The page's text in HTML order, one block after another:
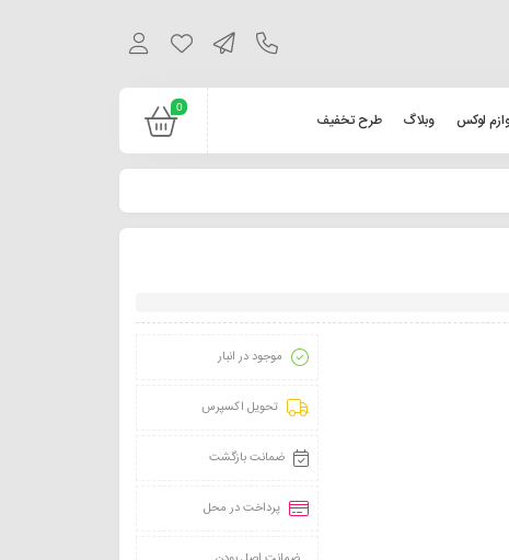
0
لوکس وبلاگ طرح تخفیف
موجود در انبار
تحویل اکسپرس
ضمانت بازگشت
پرداخت در محل